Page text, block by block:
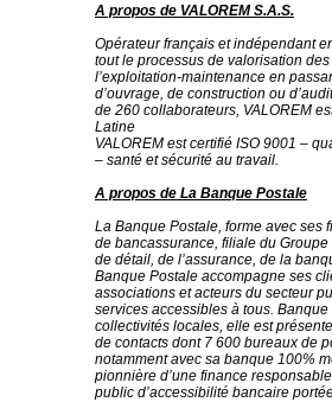
A propos de VALOREM S.A.S.
Opérateur français et indépendant
tout le processus de valorisation
l’exploitation-maintenance en
d’ouvrage, de construction ou
de 260 collaborateurs, VALOREM
Latine
VALOREM est certifié ISO 9001 –
– santé et sécurité au travail.
A propos de La Banque Postale
La Banque Postale, forme avec ses
de bancassurance, filiale du
de détail, de l’assurance, de la
Banque Postale accompagne ses
associations et acteurs du secteur
services accessibles à tous.
collectivités locales, elle est
de contacts dont 7 600 bureaux de
notamment avec sa banque 100%
pionnière d’une finance
public d’accessibilité bancaire